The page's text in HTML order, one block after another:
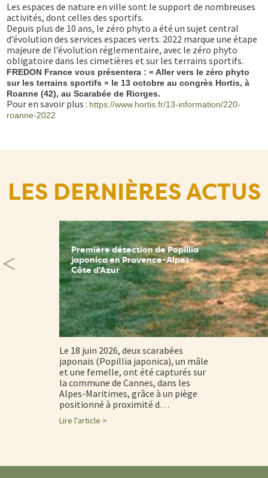
Les espaces de nature en ville sont le support de nombreuses
activités, dont celles des sportifs.
Depuis plus de 10 ans, le zéro phyto a été un sujet central
d’évolution des services espaces verts. 2022 marque une étape
majeure de l’évolution réglementaire, avec le zéro phyto
obligatoire dans les cimetières et sur les terrains sportifs.
FREDON France vous présentera : « Aller vers le zéro phyto
sur les terrains sportifs » le 13 octobre au congrès Hortis, à
Roanne (42), au Scarabée de Riorges.
Pour en savoir plus : https://www.hortis.fr/13-information/220-
roanne-2022
LES DERNIÈRES ACTUS
Première détection de Popillia
japonica en Provence-Alpes-
Côte d'Azur
Le 18 juin 2026, deux scarabées
japonais (Popillia japonica), un mâle
et une femelle, ont été capturés sur
la commune de Cannes, dans les
Alpes-Maritimes, grâce à un piège
positionné à proximité d…
Lire l'article >